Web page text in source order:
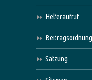
Helferaufruf
Beitragsordnung
Satzung